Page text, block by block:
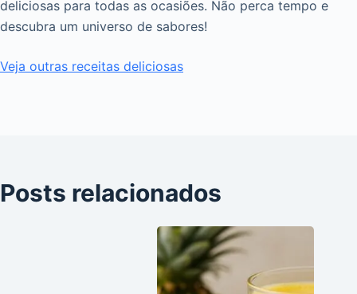
deliciosas para todas as ocasiões. Não perca tempo e
descubra um universo de sabores!
Veja outras receitas deliciosas
Posts relacionados